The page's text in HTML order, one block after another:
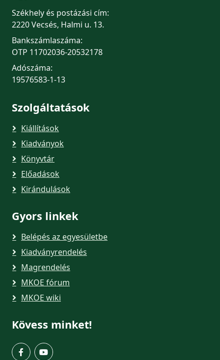
Székhely és postázási cím:
2220 Vecsés, Halmi u. 13.
Bankszámlaszáma:
OTP 11702036-20532178
Adószáma:
19576583-1-13
Szolgáltatások
Kiállítások
Kiadványok
Könyvtár
Előadások
Kirándulások
Gyors linkek
Belépés az egyesületbe
Kiadványrendelés
Magrendelés
MKOE fórum
MKOE wiki
Kövess minket!